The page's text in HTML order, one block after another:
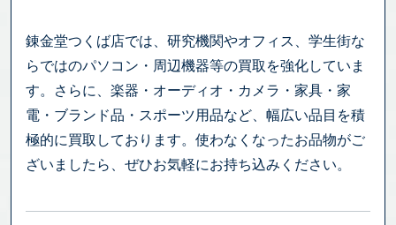
錬金堂つくば店では、研究機関やオフィス、学生街な
らではのパソコン・周辺機器等の買取を強化していま
す。さらに、楽器・オーディオ・カメラ・家具・家
電・ブランド品・スポーツ用品など、幅広い品目を積
極的に買取しております。使わなくなったお品物がご
ざいましたら、ぜひお気軽にお持ち込みください。